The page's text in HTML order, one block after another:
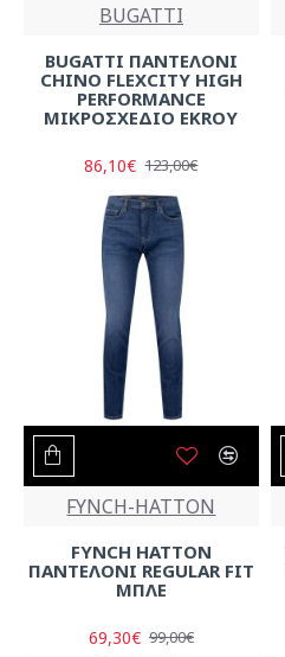
BUGATTI
BUGATTI ΠΑΝΤΕΛΟΝΙ
CHINO FLEXCITY HIGH
PERFORMANCE
ΜΙΚΡΟΣΧΕΔΙΟ EKROY
86,10€ 123,00€
FYNCH-HATTON
FYNCH HATTON
ΠΑΝΤΕΛΟΝΙ REGULAR FIT
ΜΠΛΕ
69,30€ 99,00€